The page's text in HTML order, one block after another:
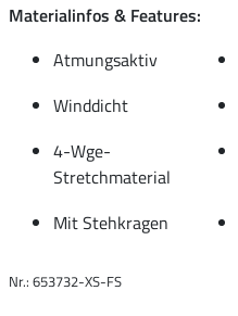
Materialinfos & Features:
Atmungsaktiv
Winddicht
4-Wge-
Stretchmaterial
Mit Stehkragen
Nr.: 653732-XS-FS